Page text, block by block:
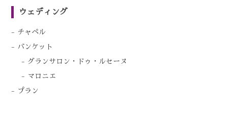
ウェディング
チャペル
バンケット
グランサロン・ドゥ・ルセーヌ
マロニエ
プラン